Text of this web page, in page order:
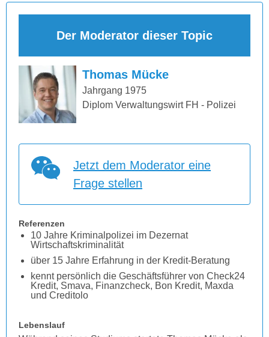
Der Moderator dieser Topic
Thomas Mücke
Jahrgang 1975
Diplom Verwaltungswirt FH - Polizei
Jetzt dem Moderator eine
Frage stellen
Referenzen
10 Jahre Kriminalpolizei im Dezernat
Wirtschaftskriminalität
über 15 Jahre Erfahrung in der Kredit-Beratung
kennt persönlich die Geschäftsführer von Check24
Kredit, Smava, Finanzcheck, Bon Kredit, Maxda
und Creditolo
Lebenslauf